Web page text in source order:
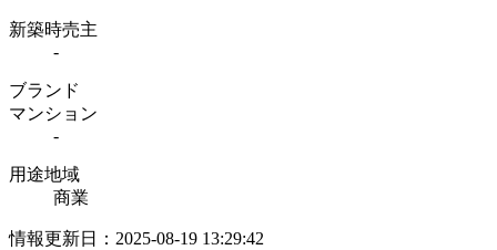
新築時売主
-
ブランド
マンション
-
用途地域
商業
情報更新日：2025-08-19 13:29:42